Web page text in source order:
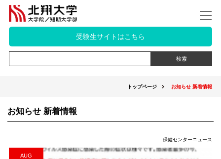
受験生サイトはこちら
トップページ お知らせ 新着情報
お知らせ 新着情報
保健センターニュース
AUG